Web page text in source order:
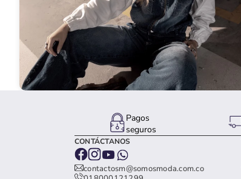
Pagos
seguros
CONTÁCTANOS
contactosm@somosmoda.com.co